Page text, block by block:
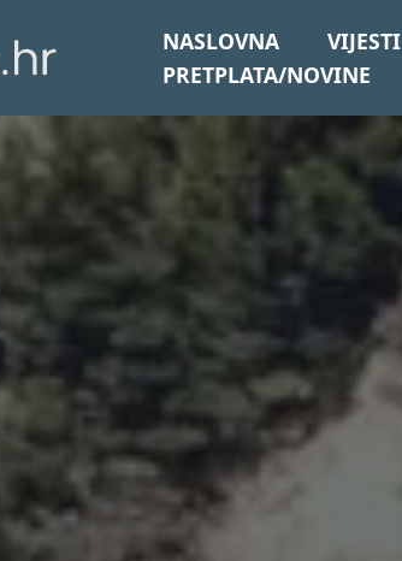
NASLOVNA VIJESTI
PRETPLATA/NOVINE